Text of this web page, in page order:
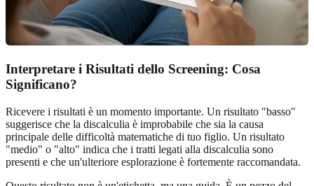
Interpretare i Risultati dello Screening: Cosa
Significano?
Ricevere i risultati è un momento importante. Un risultato "basso"
suggerisce che la discalculia è improbabile che sia la causa
principale delle difficoltà matematiche di tuo figlio. Un risultato
"medio" o "alto" indica che i tratti legati alla discalculia sono
presenti e che un'ulteriore esplorazione è fortemente raccomandata.